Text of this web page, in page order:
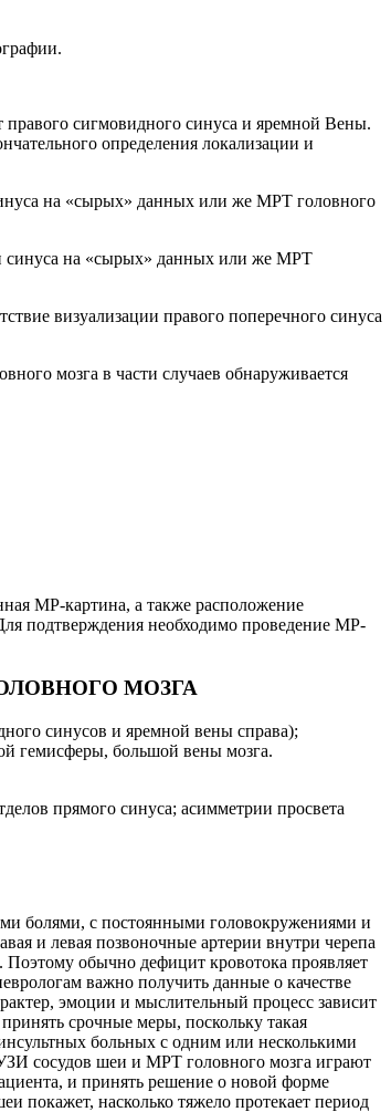
сигмовидного синуса и яремной Вены.
определения локализации и
на «сырых» данных или же МРТ головного
синуса на «сырых» данных или же МРТ
визуализации правого поперечного синуса
мозга в части случаев обнаруживается
МР-картина, а также расположение
подтверждения необходимо проведение МР-
МОЗГА
синусов и яремной вены справа);
гемисферы, большой вены мозга.
прямого синуса; асимметрии просвета
болями, с постоянными головокружениями и
и левая позвоночные артерии внутри черепа
Поэтому обычно дефицит кровотока проявляет
важно получить данные о качестве
эмоции и мыслительный процесс зависит
срочные меры, поскольку такая
больных с одним или несколькими
сосудов шеи и МРТ головного мозга играют
и принять решение о новой форме
покажет, насколько тяжело протекает период